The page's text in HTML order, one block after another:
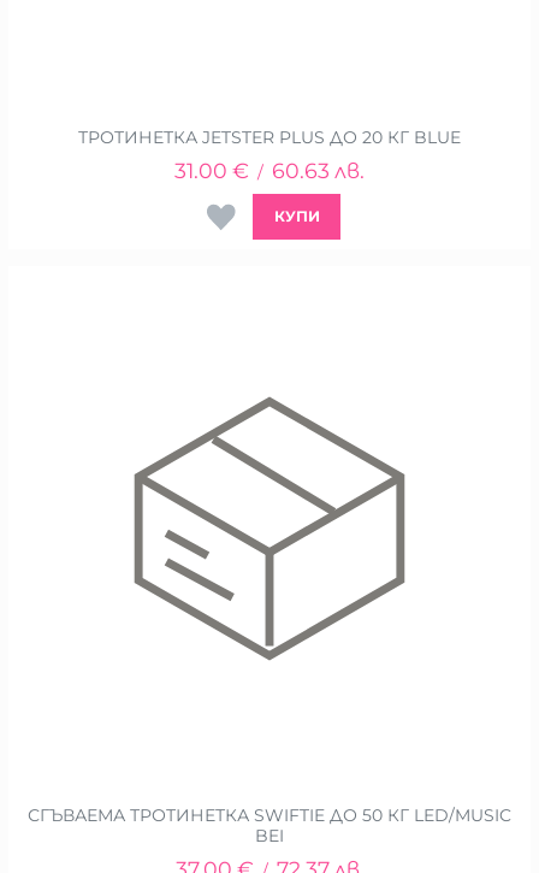
ТРОТИНЕТКА JETSTER PLUS ДО 20 КГ BLUE
31.00 € / 60.63 лв.
КУПИ
СГЪВАЕМА ТРОТИНЕТКА SWIFTIE ДО 50 КГ LED/MUSIC
BEI